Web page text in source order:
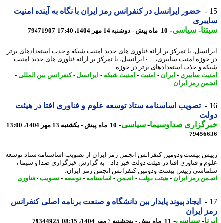
حضور ایرانسل در کنفرانس رمز ایران با نگاه به آینده امنیت
-سیاسی-10 ماه پیش - دوشنبه 14 مهر 1404، 17:40 79471907
با تمرکز بر ارائه فناوری های جدید امنیت شبکه و جذب استعدادهای برتر
امنیت سایبری،… - ایرانسل، با تمرکز بر ارائه فناوری های جدید امنیت
و جذب استعدادهای برتر در حوزه ...
سایبری- ایران - امنیت-امنیت شبکه-ایرانسل-کنفرانس بین المللی-
رمز ایران
تصویب اساسنامه ستاد توسعه علوم و فناوری افتا در هیئت
صداوسیما-سیاسی-10 ماه پیش - یکشنبه 13 مهر 1404، 13:00
بیست ودومین کنفرانس انجمن رمز ایران از تصویب اساسنامه ستاد توسعه
و فناوری افتا در هیئت دولت خبر داد. - به گزارش خبرگزاری صدا و سیما ،
رییس بیست ودومین کنفرانس انجمن رمز ایران،
رمز ایران - هیئت دولت-انجمن-اساسنامه-توسعه-تصویب-فناوری
ایجاد پیوند پایدار بین دانشگاه و صنعت برنامه اصلی کنفرانس
ایران
-سیاسی-11 ماه پیش - پنجشنبه 3 مهر 1404، 08:15 79344925